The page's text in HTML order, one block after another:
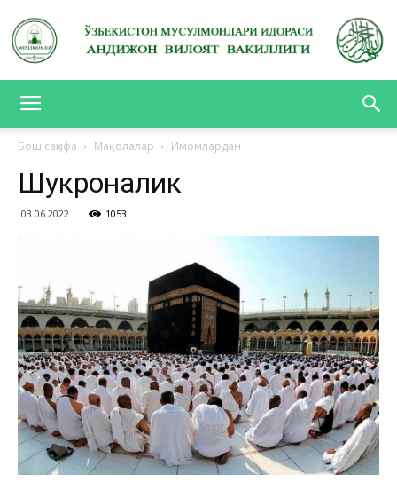
ВАКИЛЛИГИ
Бош саҳифа Мақолалар Имомлардан
Шукроналик
03.06.2022 1053